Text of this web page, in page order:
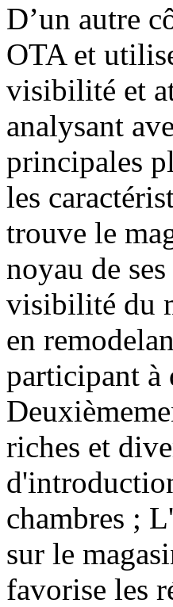
D’un autre
OTA et
visibilité et
analysant
principales
les
trouve le
noyau de
visibilité du
en
participant à
riches et
chambres ;
sur le
favorise les